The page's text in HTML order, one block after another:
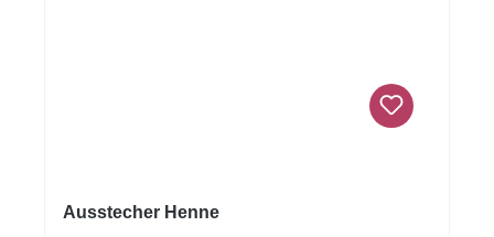
Ausstecher Henne